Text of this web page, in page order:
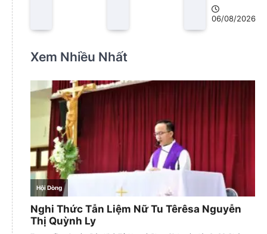
06/08/2026
Xem Nhiều Nhất